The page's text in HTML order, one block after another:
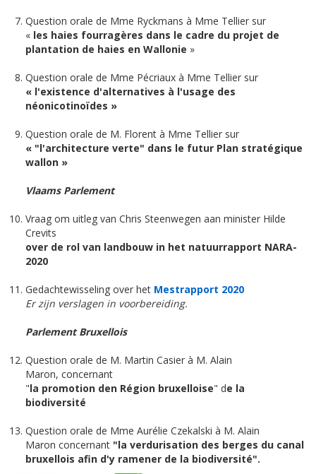
Question orale de Mme Ryckmans à Mme Tellier sur
« les haies fourragères dans le cadre du projet de
plantation de haies en Wallonie »
Question orale de Mme Pécriaux à Mme Tellier sur
« l'existence d'alternatives à l'usage des
néonicotinoïdes »
Question orale de M. Florent à Mme Tellier sur
« "l'architecture verte" dans le futur Plan stratégique
wallon »
Vlaams Parlement
Vraag om uitleg van Chris Steenwegen aan minister Hilde
Crevits
over de rol van landbouw in het natuurrapport NARA-
2020
Gedachtewisseling over het Mestrapport 2020
Er zijn verslagen in voorbereiding.
Parlement Bruxellois
Question orale de M. Martin Casier à M. Alain
Maron, concernant
"la promotion den Région bruxelloise" de la
biodiversité
Question orale de Mme Aurélie Czekalski à M. Alain
Maron concernant "la verdurisation des berges du canal
bruxellois afin d'y ramener de la biodiversité".